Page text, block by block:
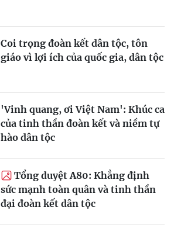
Coi trọng đoàn kết dân tộc, tôn
giáo vì lợi ích của quốc gia, dân tộc
'Vinh quang, ơi Việt Nam': Khúc ca
của tinh thần đoàn kết và niềm tự
hào dân tộc
Tổng duyệt A80: Khẳng định
sức mạnh toàn quân và tinh thần
đại đoàn kết dân tộc